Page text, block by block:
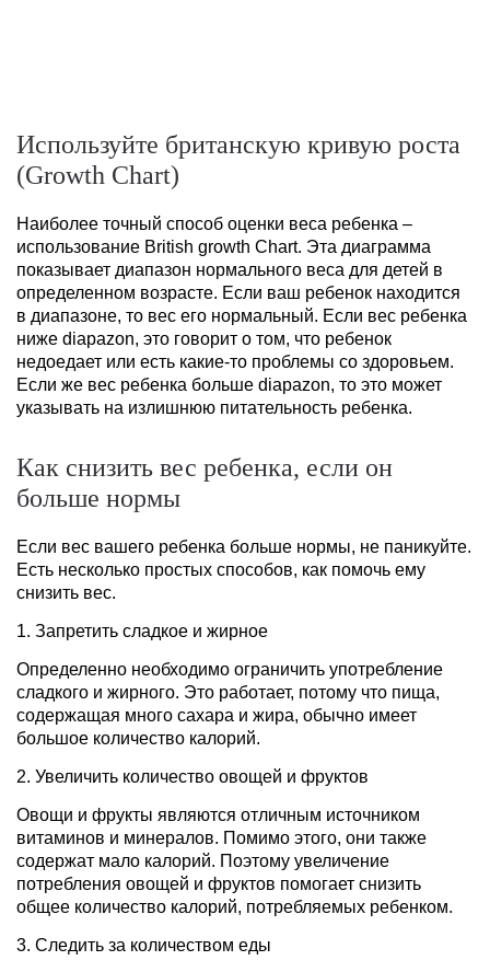
Используйте британскую кривую роста
(Growth Chart)
Наиболее точный способ оценки веса ребенка –
использование British growth Chart. Эта диаграмма
показывает диапазон нормального веса для детей в
определенном возрасте. Если ваш ребенок находится
в диапазоне, то вес его нормальный. Если вес ребенка
ниже diapazon, это говорит о том, что ребенок
недоедает или есть какие-то проблемы со здоровьем.
Если же вес ребенка больше diapazon, то это может
указывать на излишнюю питательность ребенка.
Как снизить вес ребенка, если он
больше нормы
Если вес вашего ребенка больше нормы, не паникуйте.
Есть несколько простых способов, как помочь ему
снизить вес.
1. Запретить сладкое и жирное
Определенно необходимо ограничить употребление
сладкого и жирного. Это работает, потому что пища,
содержащая много сахара и жира, обычно имеет
большое количество калорий.
2. Увеличить количество овощей и фруктов
Овощи и фрукты являются отличным источником
витаминов и минералов. Помимо этого, они также
содержат мало калорий. Поэтому увеличение
потребления овощей и фруктов помогает снизить
общее количество калорий, потребляемых ребенком.
3. Следить за количеством еды